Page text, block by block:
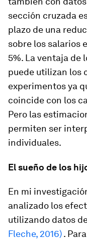
sección cruzada
plazo de una
sobre los salarios
5%. La ventaja de
puede utilizan los
experimentos ya
coincide con los
Pero las
permiten ser
individuales.
Elsueño de los
En mi
analizado los
utilizando datos
Fleche, 2016).